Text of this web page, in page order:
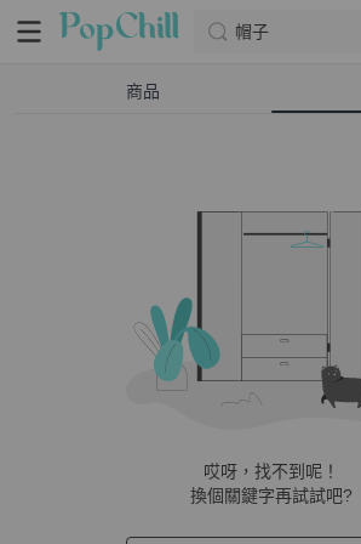
帽子
商品
哎呀，找不到呢！
換個關鍵字再試試吧?